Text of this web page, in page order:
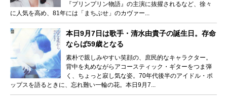
『プリンプリン物語』の主演に抜擢されるなど、徐々
に人気を高め、81年には「まちぶせ」のカヴァー...
本日9月7日は歌手・清水由貴子の誕生日。存命
ならば59歳となる
素朴で親しみやすい笑顔の、庶民的なキャラクター。
背中を丸めながらアコースティック・ギターをつま弾
く、ちょっと寂し気な姿。70年代後半のアイドル・ポ
ップスを語るときに、忘れ難い一輪の花。本日9月7...